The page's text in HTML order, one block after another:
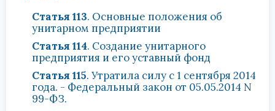
Статья 113. Основные положения об
унитарном предприятии
Статья 114. Создание унитарного
предприятия и его уставный фонд
Статья 115. Утратила силу с 1 сентября 2014
года. - Федеральный закон от 05.05.2014 N
99-ФЗ.